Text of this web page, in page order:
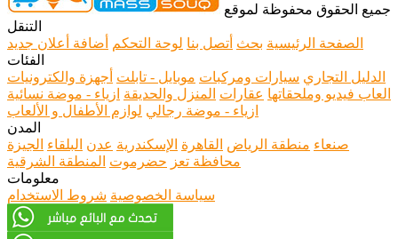
جميع الحقوق محفوظة لموقع
التنقل
الصفحة الرئيسية بحث أتصل بنا لوحة التحكم
أضافة أعلان جديد
الفئات
الدليل التجاري سيارات ومركبات موبايل - تابلت أجهزة والكترونيات
العاب فيديو وملحقاتها عقارات المنزل والحديقة ازياء - موضة نسائية
ازياء - موضة رجالي لوازم الأطفال و الألعاب
المدن
صنعاء منطقة الرياض القاهرة الإسكندرية عدن البلقاء الجيزة
محافظة تعز حضرموت المنطقة الشرقية
معلومات
سياسة الخصوصية شروط الاستخدام